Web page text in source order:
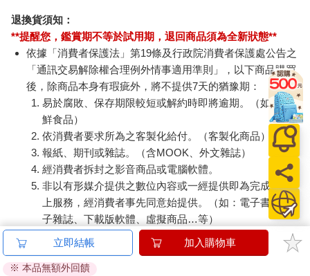
退換貨須知：
**提醒您，鑑賞期不等於試用期，退回商品須為全新狀態**
依據「消費者保護法」第19條及行政院消費者保護處公告之
「通訊交易解除權合理例外情事適用準則」，以下商品購買
後，除商品本身有瑕疵外，將不提供7天的猶豫期：
易於腐敗、保存期限較短或解約時即將逾期。（如：生
鮮食品）
依消費者要求所為之客製化給付。（客製化商品）
報紙、期刊或雜誌。（含MOOK、外文雜誌）
經消費者拆封之影音商品或電腦軟體。
非以有形媒介提供之數位內容或一經提供即為完成之線
上服務，經消費者事先同意始提供。（如：電子書、電
子雜誌、下載版軟體、虛擬商品…等）
已拆封之個人衛生用品。（如：內衣褲、刮鬍刀、除毛
若非上列種類商品，均享有到貨7天的猶豫期（含例假
立即結帳 加入購物車
※ 本品無額外回饋